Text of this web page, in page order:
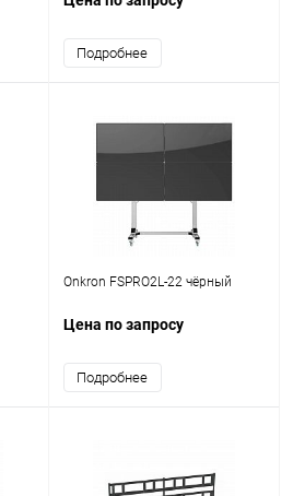
Подробнее
Onkron FSPRO2L-22 чёрный
Цена по запросу
Подробнее